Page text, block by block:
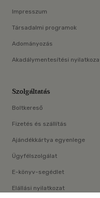
Impresszum
Társadalmi programok
Adományozás
Akadálymentesítési
Szolgáltatás
Boltkereső
Fizetés és szállítás
Ajándékkártya egyenlege
Ügyfélszolgálat
E-könyv-segédlet
Elállási nyilatkozat